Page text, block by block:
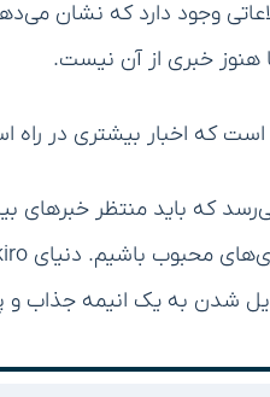
هنوز خبری از آن نیست.
شدن به یک انیمه جذاب و